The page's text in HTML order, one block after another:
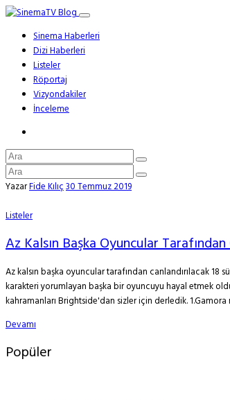
Sinema Haberleri
Dizi Haberleri
Listeler
Röportaj
Vizyondakiler
İnceleme
YazarFide Kılıç30 Temmuz 2019
Listeler
Az Kalsın Başka Oyuncular
Az kalsın başka oyuncular tarafından canlandırılacak
karakteri yorumlayan başka bir oyuncuyu hayal etmek
kahramanları Brightside'dan sizler için derledik.
Devamı
Popüler